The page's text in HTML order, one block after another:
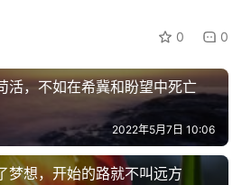
0 0
活，不如在希冀和盼望中死亡
2022年5月7日 10:06
梦想，开始的路就不叫远方